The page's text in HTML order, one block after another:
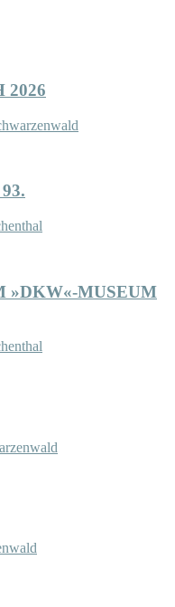
2026
»DKW«-MUSEUM